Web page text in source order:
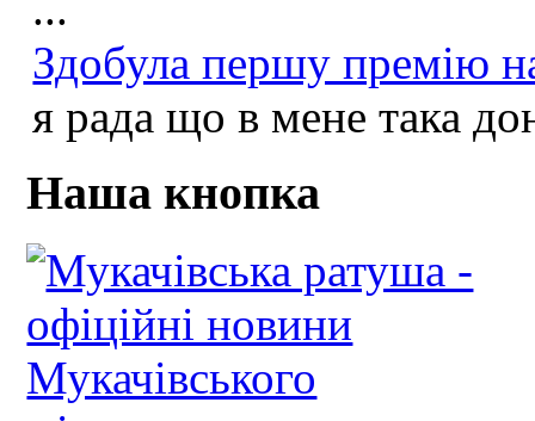
Здобула першу премію
я рада що в мене така
Наша кнопка